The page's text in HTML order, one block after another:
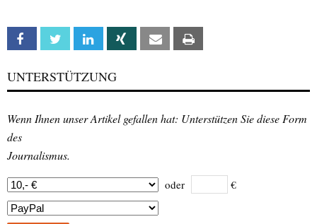
Facebook Twitter Linkedin Xing Email
UNTERSTÜTZUNG
Wenn Ihnen unser Artikel gefallen hat: Unterstützen Sie diese Form
des
Journalismus.
oder €